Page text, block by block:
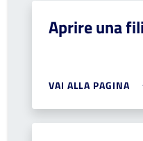
Aprire una
VAI ALLA PAGINA